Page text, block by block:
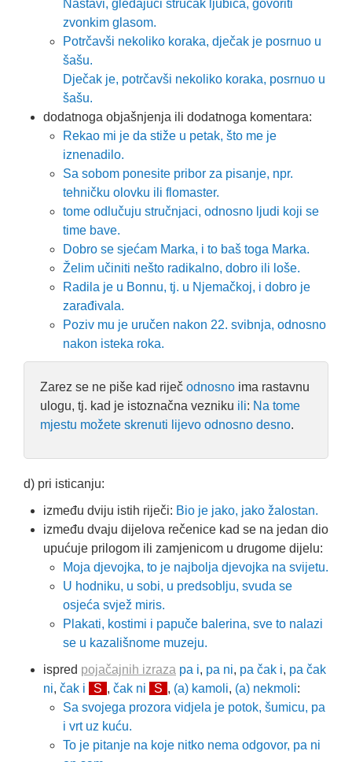
Nastavi, gledajući stručak ljubica, govoriti
zvonkim glasom.
Potrčavši nekoliko koraka, dječak je posrnuo u
šašu.
Dječak je, potrčavši nekoliko koraka, posrnuo u
šašu.
dodatnoga objašnjenja ili dodatnoga komentara:
Rekao mi je da stiže u petak, što me je
iznenadilo.
Sa sobom ponesite pribor za pisanje, npr.
tehničku olovku ili flomaster.
tome odlučuju stručnjaci, odnosno ljudi koji se
time bave.
Dobro se sjećam Marka, i to baš toga Marka.
Želim učiniti nešto radikalno, dobro ili loše.
Radila je u Bonnu, tj. u Njemačkoj, i dobro je
zarađivala.
Poziv mu je uručen nakon 22. svibnja, odnosno
nakon isteka roka.
Zarez se ne piše kad riječ odnosno ima rastavnu
ulogu, tj. kad je istoznačna vezniku ili: Na tome
mjestu možete skrenuti lijevo odnosno desno.
d) pri isticanju:
između dviju istih riječi: Bio je jako, jako žalostan.
između dvaju dijelova rečenice kad se na jedan dio
upućuje prilogom ili zamjenicom u drugome dijelu:
Moja djevojka, to je najbolja djevojka na svijetu.
U hodniku, u sobi, u predsoblju, svuda se
osjeća svjež miris.
Plakati, kostimi i papuče balerina, sve to nalazi
se u kazališnome muzeju.
ispred pojačajnih izraza pa i, pa ni, pa čak i, pa čak
ni, čak i S , čak ni S , (a) kamoli, (a) nekmoli:
Sa svojega prozora vidjela je potok, šumicu, pa
i vrt uz kuću.
To je pitanje na koje nitko nema odgovor, pa ni